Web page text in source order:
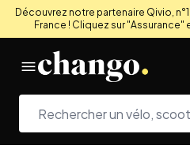
Découvrez notre partenaire Qivio,
France ! Cliquez sur "Assurance"